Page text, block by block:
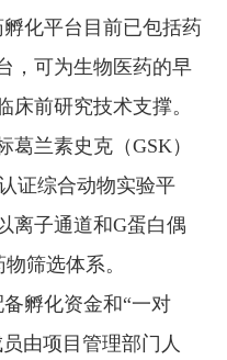
化平台目前已包括药
，可为生物医药的早
床前研究技术支撑。
兰素史克（GSK）
证综合动物实验平
离子通道和G蛋白偶
筛选体系。
孵化资金和“一对
由项目管理部门人